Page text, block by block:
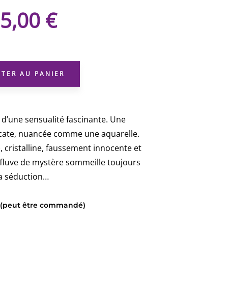
€
DE
ADOUCHA
AU PANIER
sensualité fascinante. Une
nuancée comme une aquarelle.
cristalline, faussement innocente et
de mystère sommeille toujours
séduction…
être commandé)